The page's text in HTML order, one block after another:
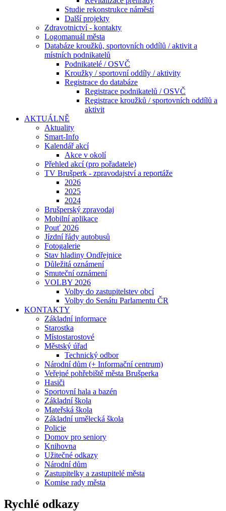
Studie rekonstrukce náměstí
Další projekty
Zdravotnictví - kontakty
Logomanuál města
Databáze kroužků, sportovních oddílů / aktivit a
místních podnikatelů
Podnikatelé / OSVČ
Kroužky / sportovní oddíly / aktivity
Registrace do databáze
Registrace podnikatelů / OSVČ
Registrace kroužků / sportovních oddílů a
aktivit
AKTUÁLNĚ
Aktuality
Smart-Info
Kalendář akcí
Akce v okolí
Přehled akcí (pro pořadatele)
TV Brušperk - zpravodajství a reportáže
2026
2025
2024
Brušperský zpravodaj
Mobilní aplikace
Pouť 2026
Jízdní řády autobusů
Fotogalerie
Stav hladiny Ondřejnice
Důležitá oznámení
Smuteční oznámení
VOLBY 2026
Volby do zastupitelstev obcí
Volby do Senátu Parlamentu ČR
KONTAKTY
Základní informace
Starostka
Místostarostové
Městský úřad
Technický odbor
Národní dům (+ Informační centrum)
Veřejné pohřebiště města Brušperka
Hasiči
Sportovní hala a bazén
Základní škola
Mateřská škola
Základní umělecká škola
Policie
Domov pro seniory
Knihovna
Užitečné odkazy
Národní dům
Zastupitelky a zastupitelé města
Komise rady města
Rychlé odkazy